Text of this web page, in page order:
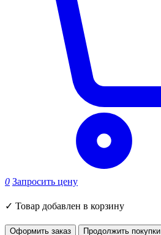
0 Запросить цену
✓ Товар добавлен в корзину
Оформить заказ Продолжить покупки